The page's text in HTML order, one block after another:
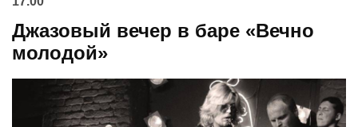
Джазовый вечер в баре «Вечно
молодой»